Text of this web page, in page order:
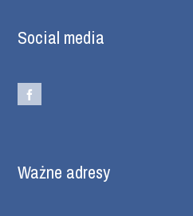
Social media
Ważne adresy